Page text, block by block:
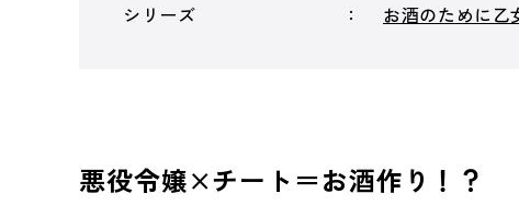
シリーズ
お酒のために乙
悪役令嬢×チート＝お酒作り！？